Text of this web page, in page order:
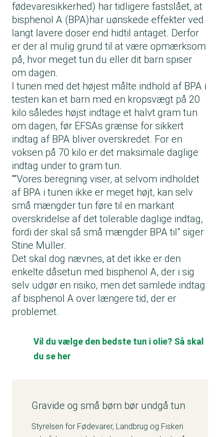
fødevaresikkerhed) har tidligere fastslået, at
bisphenol A (BPA)har uønskede effekter ved
langt lavere doser end hidtil antaget. Derfor
er der al mulig grund til at være opmærksom
på, hvor meget tun du eller dit barn spiser
om dagen.
I tunen med det højest målte indhold af BPA i
testen kan et barn med en kropsvægt på 20
kilo således højst indtage et halvt gram tun
om dagen, før EFSAs grænse for sikkert
indtag af BPA bliver overskredet. For en
voksen på 70 kilo er det maksimale daglige
indtag under to gram tun.
“”Vores beregning viser, at selvom indholdet
af BPA i tunen ikke er meget højt, kan selv
små mængder tun føre til en markant
overskridelse af det tolerable daglige indtag,
fordi der skal så små mængder BPA til” siger
Stine Müller.
Det skal dog nævnes, at det ikke er den
enkelte dåsetun med bisphenol A, der i sig
selv udgør en risiko, men det samlede indtag
af bisphenol A over længere tid, der er
problemet.
Vil du vælge den bedste tun i olie? Så skal
du se her
Gravide og små børn bør undgå tun
Styrelsen for Fødevarer, Landbrug og Fiskeri